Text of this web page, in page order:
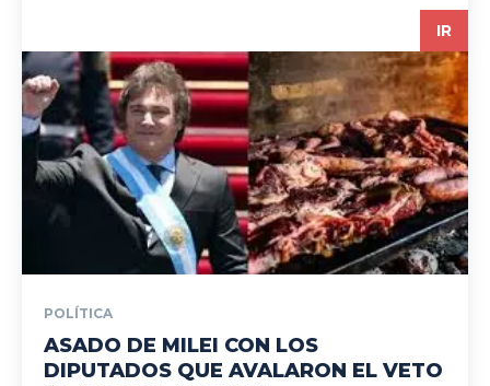
IR
POLÍTICA
ASADO DE MILEI CON LOS
DIPUTADOS QUE AVALARON EL VETO